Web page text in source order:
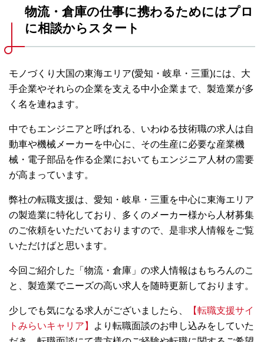
物流・倉庫の仕事に携わるためにはプロ
に相談からスタート
モノづくり大国の東海エリア(愛知・岐阜・三重)には、大
手企業やそれらの企業を支える中小企業まで、製造業が多
く名を連ねます。
中でもエンジニアと呼ばれる、いわゆる技術職の求人は自
動車や機械メーカーを中心に、その生産に必要な産業機
械・電子部品を作る企業においてもエンジニア人材の需要
が高まっています。
弊社の転職支援は、愛知・岐阜・三重を中心に東海エリア
の製造業に特化しており、多くのメーカー様から人材募集
のご依頼をいただいておりますので、是非求人情報をご覧
いただけばと思います。
今回ご紹介した「物流・倉庫」の求人情報はもちろんのこ
と、製造業でニーズの高い求人を随時更新しております。
少しでも気になる求人がございましたら、
【転職支援サイ
トみらいキャリア】
より転職面談のお申し込みをしていた